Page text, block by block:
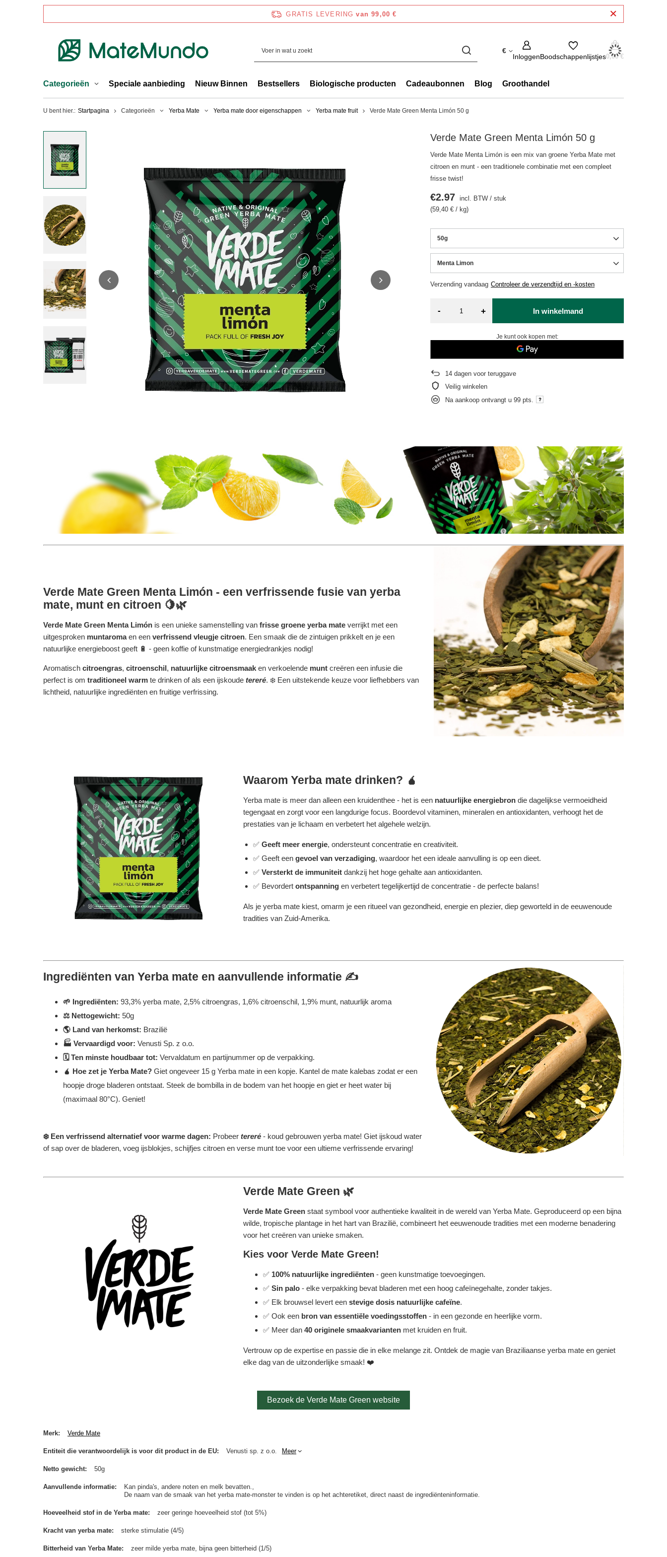
GRATIS LEVERING van 99,00 €
€
InloggenBoodschappenlijstjes0,00 €
Categorieën Speciale aanbieding Nieuw Binnen Bestsellers Biologische producten Cadeaubonnen Blog Groothandel
U bent hier.: Startpagina Categorieën Yerba Mate Yerba mate door eigenschappen Yerba mate fruit Verde Mate Green Menta Limón 50 g
Verde Mate Green Menta Limón 50 g
Verde Mate Menta Limón is een mix van groene Yerba Mate met
citroen en munt - een traditionele combinatie met een compleet
frisse twist!
50g
Menta Limon
Verzendingvandaag Controleer de verzendtijd en -kosten
€2.97 incl. BTW /stuk
(59,40 € / kg)
- + In winkelmand
Je kunt ook kopen met:
14 dagen voor teruggave
Veilig winkelen
Na aankoop ontvangt u99 pts.
Verde Mate Green Menta Limón - een verfrissende fusie van yerba
mate, munt en citroen 🍋🌿
Verde Mate Green Menta Limón is een unieke samenstelling van frisse groene yerba mate verrijkt met een
uitgesproken muntaromaen een verfrissend vleugje citroen. Een smaak die de zintuigen prikkelt en je een
natuurlijke energieboost geeft 🔋 - geen koffie of kunstmatige energiedrankjes nodig!
Aromatisch citroengras, citroenschil, natuurlijke citroensmaak en verkoelende munt creëren een infusie die
perfect is om traditioneel warm te drinken of als een ijskoude tereré. ❄️ Een uitstekende keuze voor liefhebbers van
lichtheid, natuurlijke ingrediënten en fruitige verfrissing.
Waarom Yerba mate drinken? 🧉
Yerba mate is meer dan alleen een kruidenthee - het is een natuurlijke energiebron die dagelijkse vermoeidheid
tegengaat en zorgt voor een langdurige focus. Boordevol vitaminen, mineralen en antioxidanten, verhoogt het de
prestaties van je lichaam en verbetert het algehele welzijn.
✅Geeft meer energie, ondersteunt concentratie en creativiteit.
✅ Geeft eengevoel van verzadiging, waardoor het een ideale aanvulling is op een dieet.
✅Versterkt de immuniteit dankzij het hoge gehalte aan antioxidanten.
✅ Bevordertontspanning en verbetert tegelijkertijd de concentratie - de perfecte balans!
Als je yerba mate kiest, omarm je een ritueel van gezondheid, energie en plezier, diep geworteld in de eeuwenoude
tradities van Zuid-Amerika.
Ingrediënten van Yerba mate en aanvullende informatie ✍️
🌱 Ingrediënten: 93,3% yerba mate, 2,5% citroengras, 1,6% citroenschil, 1,9% munt, natuurlijk aroma
⚖️ Nettogewicht: 50g
🌎 Land van herkomst: Brazilië
🏭 Vervaardigd voor: Venusti Sp. z o.o.
🗓️ Ten minste houdbaar tot: Vervaldatum en partijnummer op de verpakking.
🧉 Hoe zet je Yerba Mate? Giet ongeveer 15 g Yerba mate in een kopje. Kantel de mate kalebas zodat er een
hoopje droge bladeren ontstaat. Steek de bombilla in de bodem van het hoopje en giet er heet water bij
(maximaal 80°C). Geniet!
❄️ Een verfrissend alternatief voor warme dagen: Probeer tereré - koud gebrouwen yerba mate! Giet ijskoud water
of sap over de bladeren, voeg ijsblokjes, schijfjes citroen en verse munt toe voor een ultieme verfrissende ervaring!
Verde Mate Green 🌿
Verde Mate Green staat symbool voor authentieke kwaliteit in de wereld van Yerba Mate. Geproduceerd op een bijna
wilde, tropische plantage in het hart van Brazilië, combineert het eeuwenoude tradities met een moderne benadering
voor het creëren van unieke smaken.
Kies voor Verde Mate Green!
✅ 100% natuurlijke ingrediënten - geen kunstmatige toevoegingen.
✅Sin palo - elke verpakking bevat bladeren met een hoog cafeïnegehalte, zonder takjes.
✅ Elk brouwsel levert eenstevige dosis natuurlijke cafeïne.
✅ Ook een bron van essentiële voedingsstoffen - in een gezonde en heerlijke vorm.
✅ Meer dan40 originele smaakvarianten met kruiden en fruit.
Vertrouw op de expertise en passie die in elke melange zit. Ontdek de magie van Braziliaanse yerba mate en geniet
elke dag van de uitzonderlijke smaak! ❤️
Bezoek de Verde Mate Green website
Merk Verde Mate
Entiteit die verantwoordelijk is voor dit product in de EU Venusti sp. z o.o. Meer
Netto gewicht 50g
Aanvullende informatie
Kan pinda's, andere noten en melk bevatten.
De naam van de smaak van het yerba mate-monster te vinden is op het achteretiket, direct naast de ingrediënteninformatie.
Hoeveelheid stof in de Yerba mate zeer geringe hoeveelheid stof (tot 5%)
Kracht van yerba mate sterke stimulatie (4/5)
Bitterheid van Yerba Mate zeer milde yerba mate, bijna geen bitterheid (1/5)